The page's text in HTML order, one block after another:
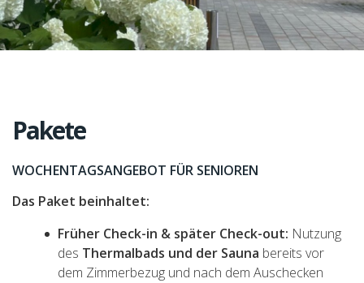
Pakete
WOCHENTAGSANGEBOT FÜR SENIOREN
Das Paket beinhaltet:
Früher Check-in & später Check-out: Nutzung
des Thermalbads und der Sauna bereits vor
dem Zimmerbezug und nach dem Auschecken